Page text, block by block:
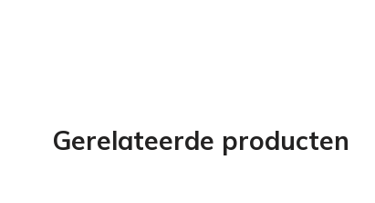
Gerelateerde producten